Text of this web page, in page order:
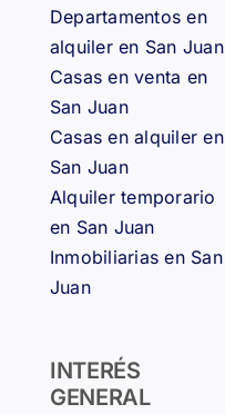
Departamentos en
alquiler en San Juan
Casas en venta en
San Juan
Casas en alquiler en
San Juan
Alquiler temporario
en San Juan
Inmobiliarias en San
Juan
INTERÉS
GENERAL